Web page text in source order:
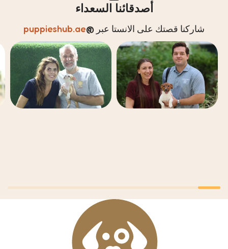
أصدقائنا السعداء
شاركنا قصتك على الانستا عبر @
puppieshub.ae